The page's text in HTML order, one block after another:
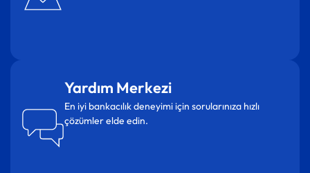
Yardım Merkezi
En iyi bankacılık deneyimi için sorularınıza hızlı
çözümler elde edin.